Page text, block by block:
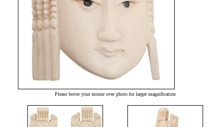
Please hover your mouse over photo for larger magnification